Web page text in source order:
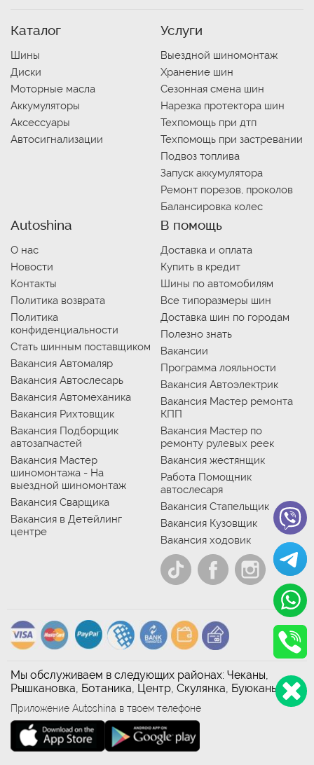
Каталог
Шины
Диски
Моторные масла
Аккумуляторы
Аксессуары
Автосигнализации
Услуги
Выездной шиномонтаж
Хранение шин
Сезонная смена шин
Нарезка протектора шин
Техпомощь при дтп
Техпомощь при застревании
Подвоз топлива
Запуск аккумулятора
Ремонт порезов, проколов
Балансировка колес
Autoshina
О нас
Новости
Контакты
Политика возврата
Политика
конфиденциальности
Стать шинным поставщиком
Вакансия Автомаляр
Вакансия Автослесарь
Вакансия Автомеханика
Вакансия Рихтовщик
Вакансия Подборщик
автозапчастей
Вакансия Мастер
шиномонтажа - На
выездной шиномонтаж
Вакансия Сварщика
Вакансия в Детейлинг
центре
В помощь
Доставка и оплата
Купить в кредит
Шины по автомобилям
Все типоразмеры шин
Доставка шин по городам
Полезно знать
Вакансии
Программа лояльности
Вакансия Автоэлектрик
Вакансия Мастер ремонта
КПП
Вакансия Мастер по
ремонту рулевых реек
Вакансия жестянщик
Работа Помощник
автослесаря
Вакансия Стапельщик
Вакансия Кузовщик
Вакансия ходовик
Мы обслуживаем в следующих районах: Чеканы,
Рышкановка, Ботаника, Центр, Скулянка, Буюканы
Приложение Autoshina в твоем телефоне